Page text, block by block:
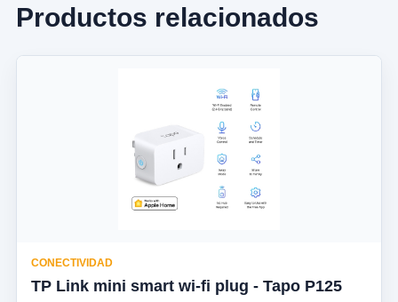
Productos relacionados
CONECTIVIDAD
TP Link mini smart wi-fi plug - Tapo P125